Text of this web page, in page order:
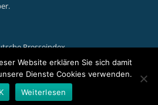
Presseindex
powered by WordPress
Website erklären Sie sich damit
Dienste Cookies verwenden.
Weiterlesen